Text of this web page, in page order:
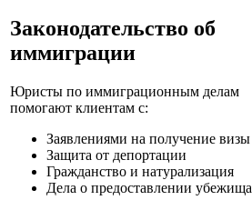
Законодательство об
иммиграции
Юристы по иммиграционным делам
помогают клиентам с:
Заявлениями на получение визы
Защита от депортации
Гражданство и натурализация
Дела о предоставлении убежища